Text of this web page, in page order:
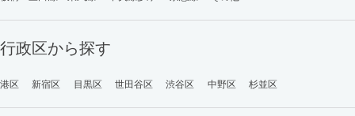
行政区から探す
港区 新宿区 目黒区 世田谷区 渋谷区 中野区 杉並区